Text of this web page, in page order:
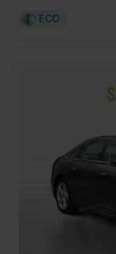
ECO